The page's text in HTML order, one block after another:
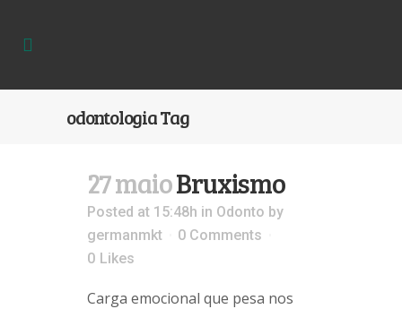
odontologia Tag
27 maioBruxismo
Posted at 15:48h in Odonto by
germanmkt
0 Comments
0 Likes
Carga emocional que pesa nos